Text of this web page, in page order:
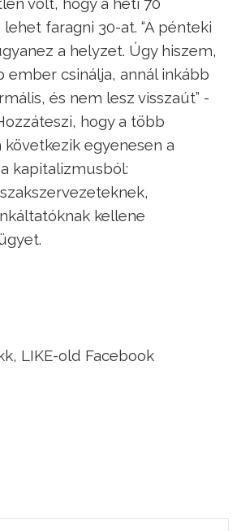
faragni 30-at. “A pénteki
a helyzet. Úgy hiszem,
ember csinálja, annál inkább
és nem lesz visszaút” -
hogy a több
egyenesen a
kapitalizmusból:
kellene
LIKE-old Facebook